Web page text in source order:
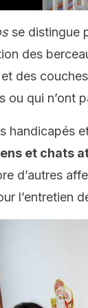
se distingue
des
des
ou qui n’ont
handicapés
et chats
d’autres
l’entretien